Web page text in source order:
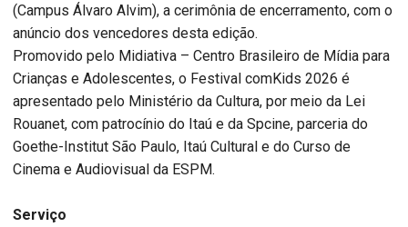
(Campus Álvaro Alvim), a cerimônia de encerramento, com o
anúncio dos vencedores desta edição.
Promovido pelo Midiativa – Centro Brasileiro de Mídia para
Crianças e Adolescentes, o Festival comKids 2026 é
apresentado pelo Ministério da Cultura, por meio da Lei
Rouanet, com patrocínio do Itaú e da Spcine, parceria do
Goethe-Institut São Paulo, Itaú Cultural e do Curso de
Cinema e Audiovisual da ESPM.
Serviço